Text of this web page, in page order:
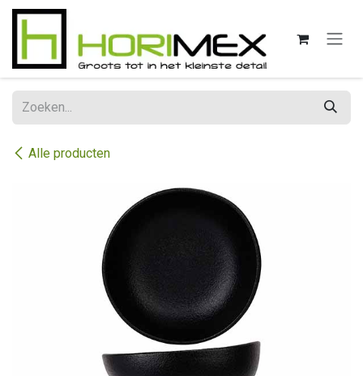
Overslaan naar inhoud
Alle producten